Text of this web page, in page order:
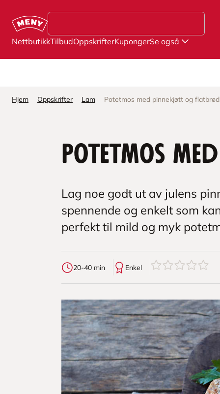
NettbutikkTilbudOppskrifterKupongerSe også
Hjem Oppskrifter Lam Potetmos med pinnekjøtt og flatbrød
Potetmos
Lag noe godt ut av julens
spennende og enkelt som
perfekt til mild og myk
20-40 min Enkel 0av5stjerner